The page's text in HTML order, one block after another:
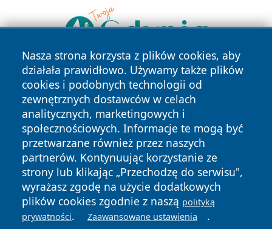
Nasza strona korzysta z plików cookies, aby
działała prawidłowo. Używamy także plików
cookies i podobnych technologii od
zewnętrznych dostawców w celach
analitycznych, marketingowych i
społecznościowych. Informacje te mogą być
przetwarzane również przez naszych
partnerów. Kontynuując korzystanie ze
strony lub klikając „Przechodzę do serwisu",
wyrażasz zgodę na użycie dodatkowych
plików cookies zgodnie z naszą polityką
prywatności. Zaawansowane ustawienia .
Copyright © 2026 pulsbydgoszczy.pl Wszystkie prawa
zastrzeżone.
News Autorzy
Polityka
Prywatności
Polityka
Cookies